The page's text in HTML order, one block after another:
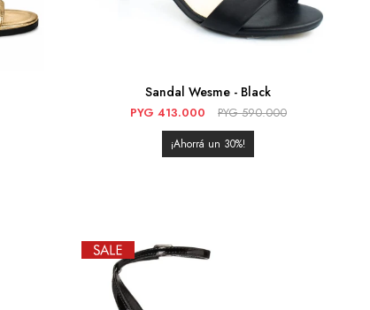
Sandal Wesme - Black
PYG 413.000 PYG 590.000
30